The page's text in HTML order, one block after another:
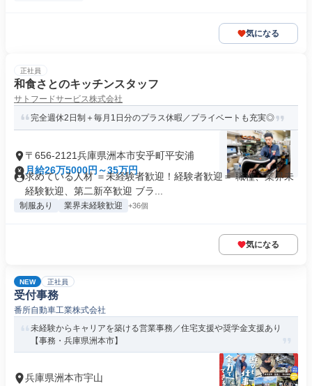
気になる
正社員
和食さとのキッチンスタッフ
サトフードサービス株式会社
完全週休2日制＋毎月1日分のプラス休暇／プライベートも充実◎
〒656-2121兵庫県洲本市安乎町平安浦
月給26万5000円～35万円
求めている人材 ＝未経験者歓迎！経験者歓迎＝ 職種、業界未
経験歓迎、第二新卒歓迎 ブラ...
制服あり 業界未経験歓迎 +36個
気になる
NEW 正社員
受付事務
番所自動車工業株式会社
未経験からキャリアを築ける営業事務／住宅支援や奨学金支援あり
【事務・兵庫県洲本市】
兵庫県洲本市宇山